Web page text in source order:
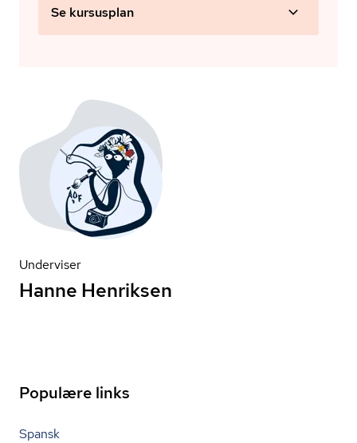
Se kursusplan
Underviser
Hanne Henriksen
Populære links
Spansk